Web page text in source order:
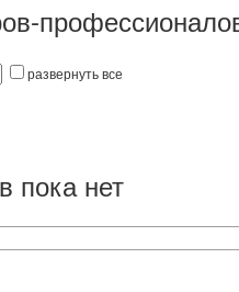
развернуть все
пока нет